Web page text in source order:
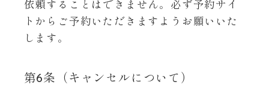
依頼することはできません。必ず予約サイ
トからご予約いただきますようお願いいた
します。
第6条（キャンセルについて）